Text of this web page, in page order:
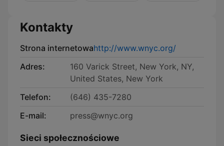
Kontakty
Strona internetowahttp://www.wnyc.org/
Adres:
160 Varick Street, New York, NY,
United States, New York
Telefon:
(646) 435-7280
E-mail:
press@wnyc.org
Sieci społecznościowe